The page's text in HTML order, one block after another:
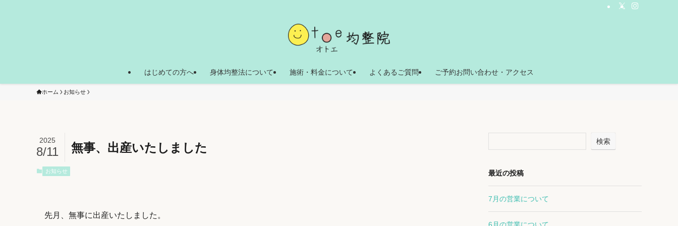
はじめての方へ 身体均整法について 施術・料金について よくあるご質問 ご予約お問い合わせ・アクセス
ホーム お知らせ
無事、出産いたしました
2025
8/11
お知らせ
先月、無事に出産いたしました。
検索
最近の投稿
7月の営業について